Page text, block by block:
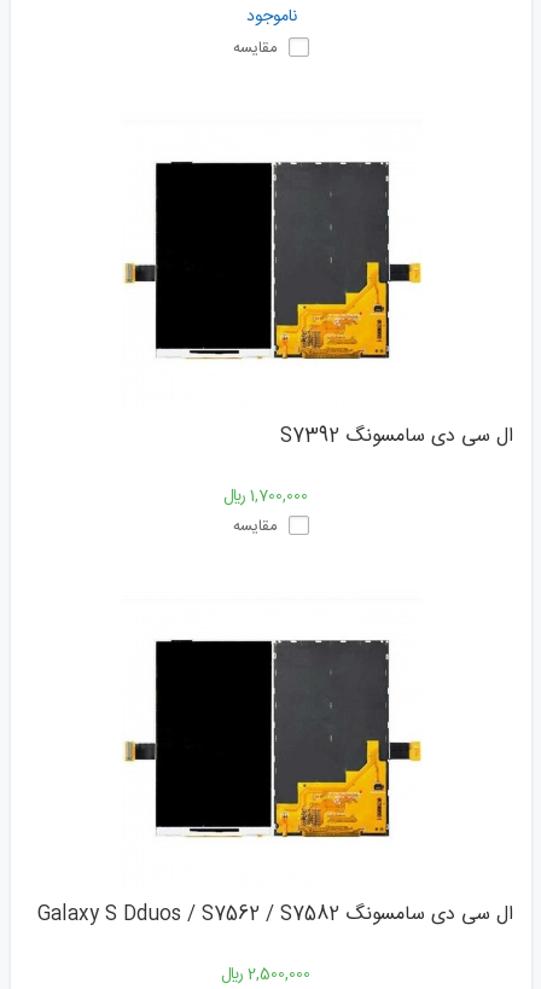
ناموجود
مقایسه
ال سی دی سامسونگ S7392
1,700,000 ﷼
مقایسه
ال سی دی سامسونگ Galaxy S Dduos / S7562 / S7582
2,500,000 ﷼